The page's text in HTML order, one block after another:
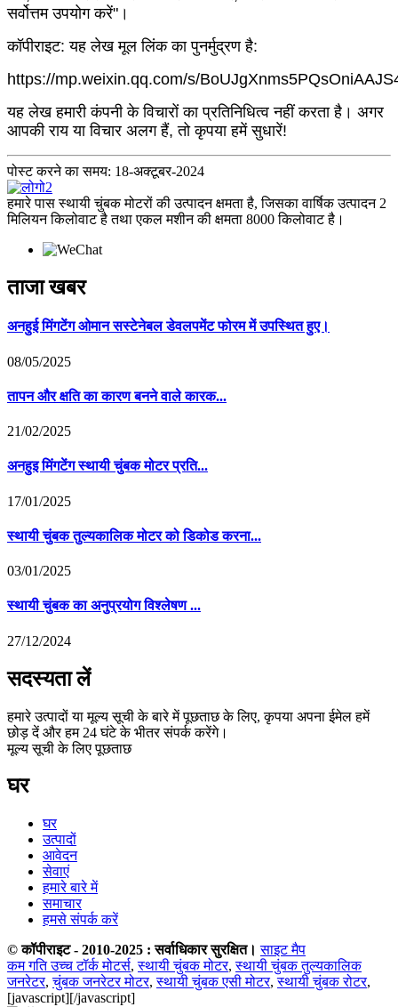
सर्वोत्तम उपयोग करें"।
कॉपीराइट: यह लेख मूल लिंक का पुनर्मुद्रण है:
https://mp.weixin.qq.com/s/
यह लेख हमारी कंपनी के विचारों का प्रतिनिधित्व नहीं करता है। अगर
आपकी राय या विचार अलग हैं, तो कृपया हमें सुधारें!
पोस्ट करने का समय: 18-अक्टूबर-2024
हमारे पास स्थायी चुंबक मोटरों की उत्पादन क्षमता है, जिसका वार्षिक उत्पादन 2
मिलियन किलोवाट है तथा एकल मशीन की क्षमता 8000 किलोवाट है।
ताजा खबर
अनहुई मिंगटेंग ओमान सस्टेनेबल डेवलपमेंट फोरम में उपस्थित हुए।
08/05/2025
तापन और क्षति का कारण बनने वाले कारक...
21/02/2025
अनहुइ मिंगटेंग स्थायी चुंबक मोटर प्रति...
17/01/2025
स्थायी चुंबक तुल्यकालिक मोटर को डिकोड करना...
03/01/2025
स्थायी चुंबक का अनुप्रयोग विश्लेषण ...
27/12/2024
सदस्यता लें
हमारे उत्पादों या मूल्य सूची के बारे में पूछताछ के लिए, कृपया अपना ईमेल हमें
छोड़ दें और हम 24 घंटे के भीतर संपर्क करेंगे।
मूल्य सूची के लिए पूछताछ
घर
घर
उत्पादों
आवेदन
सेवाएं
हमारे बारे में
समाचार
हमसे संपर्क करें
© कॉपीराइट - 2010-2025 : सर्वाधिकार सुरक्षित। साइट मैप
कम गति उच्च टॉर्क मोटर्स,स्थायी चुंबक मोटर,स्थायी चुंबक तुल्यकालिक
जनरेटर,चुंबक जनरेटर मोटर,स्थायी चुंबक एसी मोटर,स्थायी चुंबक रोटर,
[javascript][/javascript]